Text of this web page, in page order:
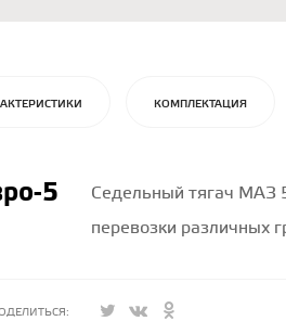
КОМПЛЕКТАЦИЯ
5
Седельный тягач МАЗ
перевозки различных